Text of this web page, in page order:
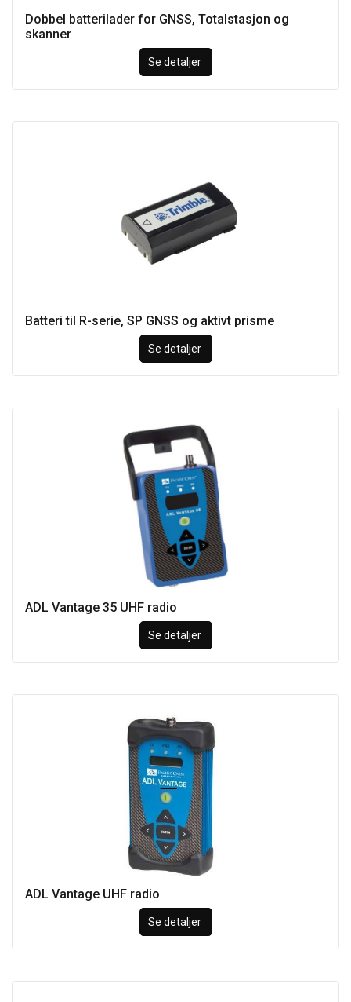
Dobbel batterilader for GNSS, Totalstasjon og
skanner
Se detaljer
Batteri til R-serie, SP GNSS og aktivt prisme
Se detaljer
ADL Vantage 35 UHF radio
Se detaljer
ADL Vantage UHF radio
Se detaljer